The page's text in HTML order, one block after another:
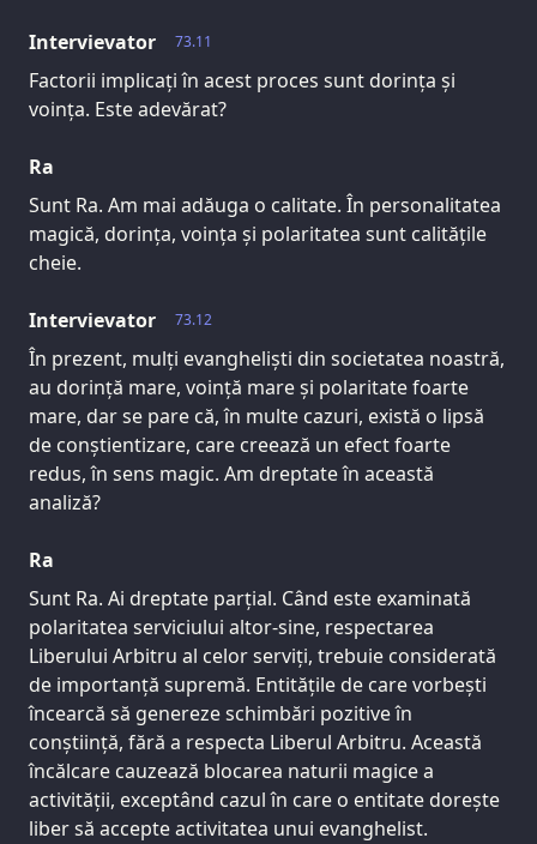
73.11
Intervievator
Factorii implicați în acest proces sunt dorința și
voința. Este adevărat?
Ra
Sunt Ra. Am mai adăuga o calitate. În personalitatea
magică, dorința, voința și polaritatea sunt calitățile
cheie.
73.12
Intervievator
În prezent, mulți evangheliști din societatea noastră,
au dorință mare, voință mare și polaritate foarte
mare, dar se pare că, în multe cazuri, există o lipsă
de conștientizare, care creează un efect foarte
redus, în sens magic. Am dreptate în această
analiză?
Ra
Sunt Ra. Ai dreptate parțial. Când este examinată
polaritatea serviciului altor-sine, respectarea
Liberului Arbitru al celor serviți, trebuie considerată
de importanță supremă. Entitățile de care vorbești
încearcă să genereze schimbări pozitive în
conștiință, fără a respecta Liberul Arbitru. Această
încălcare cauzează blocarea naturii magice a
activității, exceptând cazul în care o entitate dorește
liber să accepte activitatea unui evanghelist.